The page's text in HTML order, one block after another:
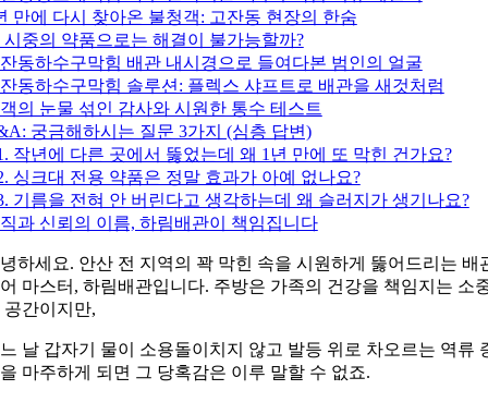
만에 다시 찾아온 불청객: 고잔동 현장의 한숨
시중의 약품으로는 해결이 불가능할까?
동하수구막힘 배관 내시경으로 들여다본 범인의 얼굴
동하수구막힘 솔루션: 플렉스 샤프트로 배관을 새것처럼
의 눈물 섞인 감사와 시원한 통수 테스트
궁금해하시는 질문 3가지 (심층 답변)
작년에 다른 곳에서 뚫었는데 왜 1년 만에 또 막힌 건가요?
싱크대 전용 약품은 정말 효과가 아예 없나요?
기름을 전혀 안 버린다고 생각하는데 왜 슬러지가 생기나요?
과 신뢰의 이름, 하림배관이 책임집니다
하세요. 안산 전 지역의 꽉 막힌 속을 시원하게 뚫어드리는 배
마스터, 하림배관입니다. 주방은 가족의 건강을 책임지는 소
공간이지만,
날 갑자기 물이 소용돌이치지 않고 발등 위로 차오르는 역류
마주하게 되면 그 당혹감은 이루 말할 수 없죠.